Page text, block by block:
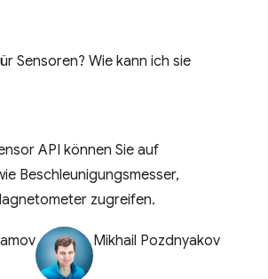
Sensoren? Wie kann ich sie
API können Sie auf
Beschleunigungsmesser,
zugreifen.
Mikhail Pozdnyakov